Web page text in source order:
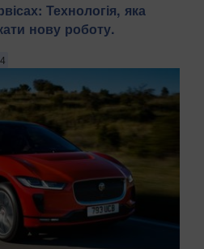
Технологія, яка
нову роботу.